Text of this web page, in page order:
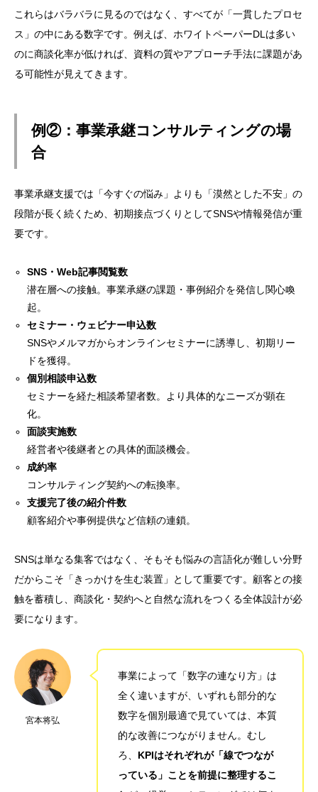
これらはバラバラに見るのではなく、すべてが「一貫したプロセ
ス」の中にある数字です。例えば、ホワイトペーパーDLは多い
のに商談化率が低ければ、資料の質やアプローチ手法に課題があ
る可能性が見えてきます。
例②：事業承継コンサルティングの場
合
事業承継支援では「今すぐの悩み」よりも「漠然とした不安」の
段階が長く続くため、初期接点づくりとしてSNSや情報発信が重
要です。
SNS・Web記事閲覧数
潜在層への接触。事業承継の課題・事例紹介を発信し関心喚
起。
セミナー・ウェビナー申込数
SNSやメルマガからオンラインセミナーに誘導し、初期リー
ドを獲得。
個別相談申込数
セミナーを経た相談希望者数。より具体的なニーズが顕在
化。
面談実施数
経営者や後継者との具体的面談機会。
成約率
コンサルティング契約への転換率。
支援完了後の紹介件数
顧客紹介や事例提供など信頼の連鎖。
SNSは単なる集客ではなく、そもそも悩みの言語化が難しい分野
だからこそ「きっかけを生む装置」として重要です。顧客との接
触を蓄積し、商談化・契約へと自然な流れをつくる全体設計が必
要になります。
宮本将弘
事業によって「数字の連なり方」は
全く違いますが、いずれも部分的な
数字を個別最適で見ていては、本質
的な改善につながりません。むし
ろ、 KPIはそれぞれが「線でつなが
っている」ことを前提に整理するこ